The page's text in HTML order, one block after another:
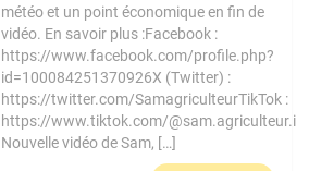
météo et un point économique en fin de
vidéo. En savoir plus :Facebook :
https://www.facebook.com/profile.php?
id=100084251370926X (Twitter) :
https://twitter.com/SamagriculteurTikTok :
https://www.tiktok.com/@sam.agriculteur.i
Nouvelle vidéo de Sam, […]